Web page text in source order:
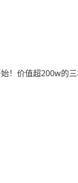
！价值超200w的